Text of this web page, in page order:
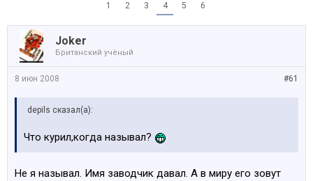
1 2 3 4 5 6
Joker
Британский учёный
#61
8 июн 2008
depils сказал(а):
Что курил,когда называл?
Не я называл. Имя заводчик давал. А в миру его зовут